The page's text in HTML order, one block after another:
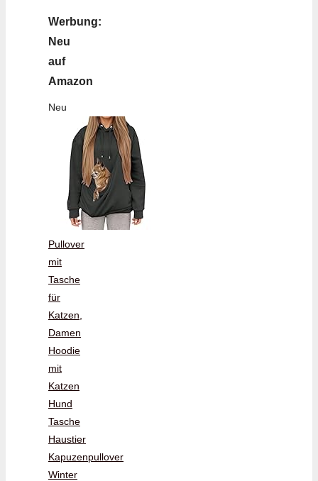
Werbung:
Neu
auf
Amazon
Neu
Pullover
mit
Tasche
für
Katzen,
Damen
Hoodie
mit
Katzen
Hund
Tasche
Haustier
Kapuzenpullover
Winter